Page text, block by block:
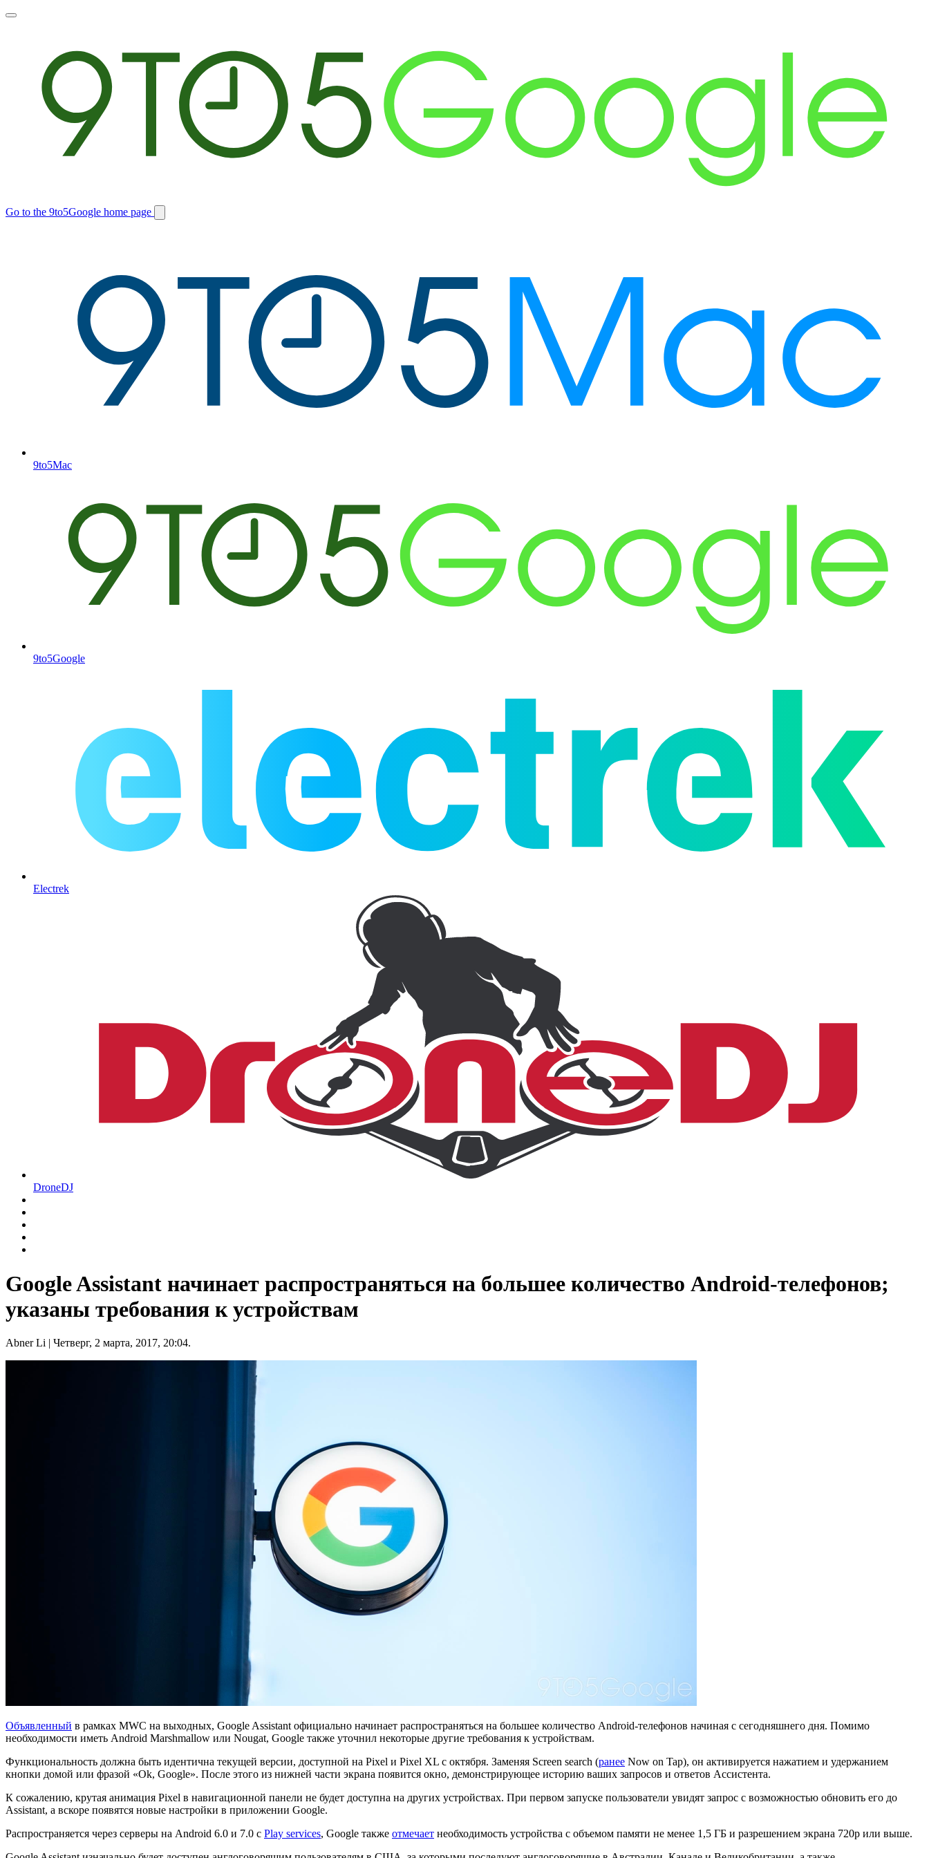
Toggle
Go to the 9to5Google home page
Switch
9to5Mac
9to5Google
Electrek
DroneDJ
Google Assistant начинает распространяться на большее количество Android-телефонов;
указаны требования к устройствам
Abner Li | Четверг, 2 марта, 2017, 20:04.
Объявленный в рамках MWC на выходных, Google Assistant официально начинает распространяться на большее количество Android-телефонов начиная с сегодняшнего дня. Помимо
необходимости иметь Android Marshmallow или Nougat, Google также уточнил некоторые другие требования к устройствам.
Функциональность должна быть идентична текущей версии, доступной на Pixel и Pixel XL с октября. Заменяя Screen search (ранее Now on Tap), он активируется нажатием и удержанием
кнопки домой или фразой «Ok, Google». После этого из нижней части экрана появится окно, демонстрирующее историю ваших запросов и ответов Ассистента.
К сожалению, крутая анимация Pixel в навигационной панели не будет доступна на других устройствах. При первом запуске пользователи увидят запрос с возможностью обновить его до
Assistant, а вскоре появятся новые настройки в приложении Google.
Распространяется через серверы на Android 6.0 и 7.0 с Play services, Google также отмечает необходимость устройства с объемом памяти не менее 1,5 ГБ и разрешением экрана 720p или выше.